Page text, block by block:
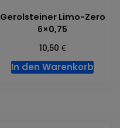
Gerolsteiner Limo-Zero
6×0,75
10,50 €
In den Warenkorb